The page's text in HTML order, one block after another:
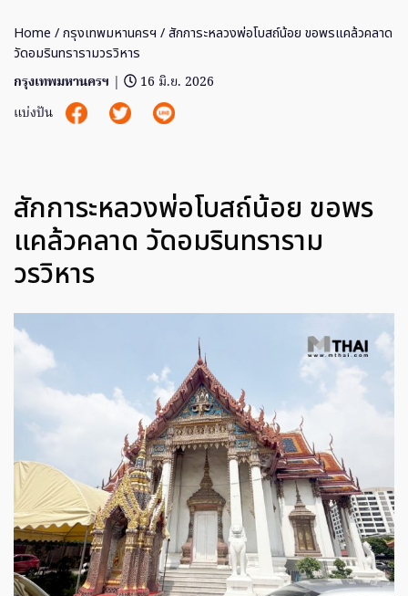
Home /กรุงเทพมหานครฯ / สักการะหลวงพ่อโบสถ์น้อย ขอพรแคล้วคลาด
วัดอมรินทรารามวรวิหาร
กรุงเทพมหานครฯ |
16 มิ.ย. 2026
แบ่งปัน
สักการะหลวงพ่อโบสถ์น้อย ขอพร
แคล้วคลาด วัดอมรินทราราม
วรวิหาร